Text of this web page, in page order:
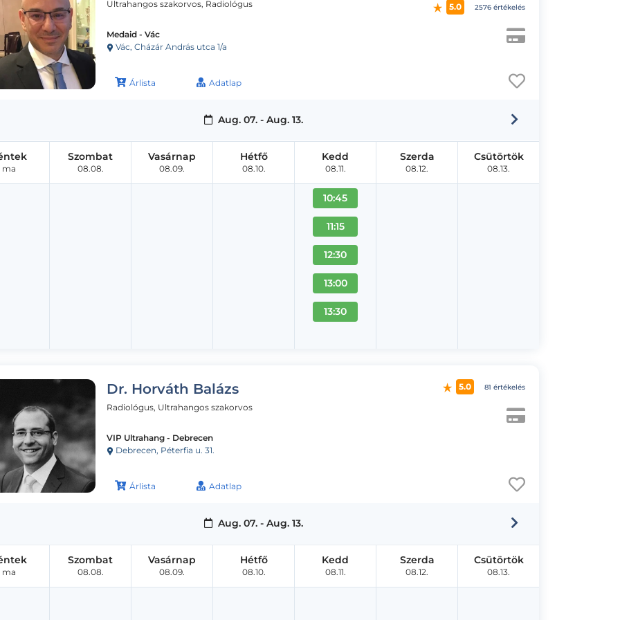
Ultrahangos szakorvos, Radiológus
Medaid - Vác
Vác, Cházár András utca 1/a
Árlista Adatlap
5.0 2576 értékelés
Aug. 07. - Aug. 13.
ma
Szombat
08.08.
Vasárnap
08.09.
Hétfő
08.10.
Kedd
08.11.
10:45
11:15
12:30
13:00
13:30
Szerda
08.12.
Csütörtök
08.13.
Dr. Horváth Balázs
Radiológus, Ultrahangos szakorvos
VIP Ultrahang - Debrecen
Debrecen, Péterfia u. 31.
Árlista Adatlap
5.0 81 értékelés
Aug. 07. - Aug. 13.
ma
Szombat
08.08.
Vasárnap
08.09.
Hétfő
08.10.
Kedd
08.11.
Szerda
08.12.
Csütörtök
08.13.